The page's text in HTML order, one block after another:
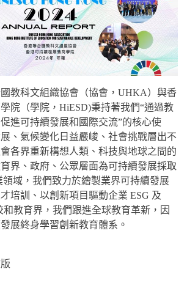
教科文組織協會（協會，UHKA）與香
院（學院，HiESD)秉持著我們“通過教
進可持續發展和國際交流”的核心使
、氣候變化日益嚴峻、社會挑戰層出不
各界重新構想人類、科技與地球之間的
界、政府、公眾層面為可持續發展採取
域，我們致力於繪製業界可持續發展
培訓、以創新項目驅動企業 ESG 及
和教育界，我們跟進全球教育革新，因
展終身學習創新教育體系。